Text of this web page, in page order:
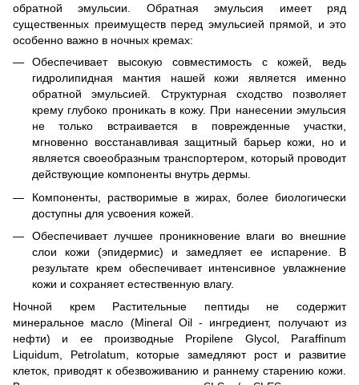
обратной эмульсии. Обратная эмульсия имеет ряд
существенных преимуществ перед эмульсией прямой, и это
особенно важно в ночных кремах:
Обеспечивает высокую совместимость с кожей, ведь
гидролипидная мантия нашей кожи является именно
обратной эмульсией. Структурная сходство позволяет
крему глубоко проникать в кожу. При нанесении эмульсия
не только встраивается в поврежденные участки,
мгновенно восстанавливая защитный барьер кожи, но и
является своеобразным транспортером, который проводит
действующие компоненты внутрь дермы.
Компоненты, растворимые в жирах, более биологически
доступны для усвоения кожей.
Обеспечивает лучшее проникновение влаги во внешние
слои кожи (эпидермис) и замедляет ее испарение. В
результате крем обеспечивает интенсивное увлажнение
кожи и сохраняет естественную влагу.
Ночной крем Растительные пептиды не содержит
минеральное масло (Mineral Oil - ингредиент, получают из
нефти) и ее производные Propilene Glycol, Paraffinum
Liquidum, Petrolatum, которые замедляют рост и развитие
клеток, приводят к обезвоживанию и раннему старению кожи.